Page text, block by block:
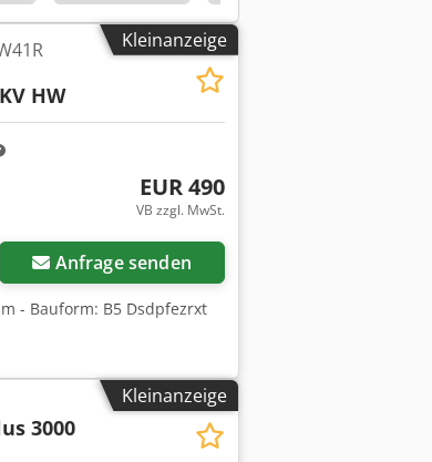
Kleinanzeige
HW
EUR 490
VB zzgl. MwSt.
Anfrage senden
- Bauform: B5 Dsdpfezrxt
Kleinanzeige
3000